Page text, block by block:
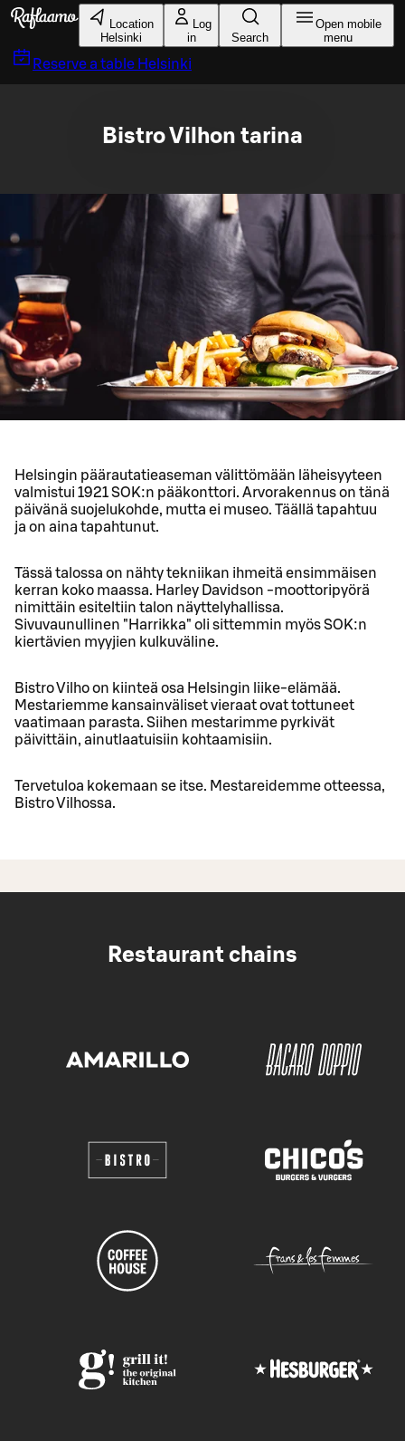
Skip to main content
Location
Helsinki
Log
in
Search
Open mobile
menu
Reserve a table Helsinki
Bistro Vilhon tarina
Helsingin päärautatieaseman välittömään läheisyyteen
valmistui 1921 SOK:n pääkonttori. Arvorakennus on tänä
päivänä suojelukohde, mutta ei museo. Täällä tapahtuu
ja on aina tapahtunut.
Tässä talossa on nähty tekniikan ihmeitä ensimmäisen
kerran koko maassa. Harley Davidson -moottoripyörä
nimittäin esiteltiin talon näyttelyhallissa.
Sivuvaunullinen "Harrikka" oli sittemmin myös SOK:n
kiertävien myyjien kulkuväline.
Bistro Vilho on kiinteä osa Helsingin liike-elämää.
Mestariemme kansainväliset vieraat ovat tottuneet
vaatimaan parasta. Siihen mestarimme pyrkivät
päivittäin, ainutlaatuisiin kohtaamisiin.
Tervetuloa kokemaan se itse. Mestareidemme otteessa,
Bistro Vilhossa.
Restaurant chains